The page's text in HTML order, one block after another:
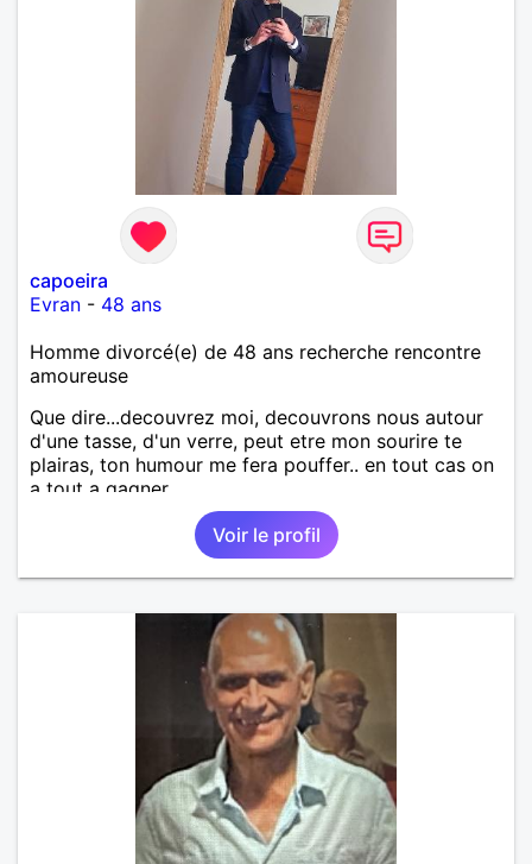
capoeira
Evran - 48 ans
Homme divorcé(e) de 48 ans recherche rencontre
amoureuse
Que dire...decouvrez moi, decouvrons nous autour
d'une tasse, d'un verre, peut etre mon sourire te
plairas, ton humour me fera pouffer.. en tout cas on
a tout a gagner.
Voir le profil